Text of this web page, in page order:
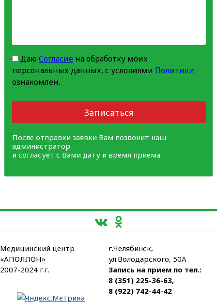
Даю Согласиена обработку моих
персональных данных, с условиями Политики
ознакомлен.
Записаться
После отправки заявки Вам позвонит наш
администратор
и согласует с Вами дату и время приема
Медицинский центр
«АПОЛЛОН»
2007-2024 г.г.
г.Челябинск,
ул.Володарского, 50А
Запись на прием по тел.:
8 (351) 225-36-63,
8 (922) 742-44-42